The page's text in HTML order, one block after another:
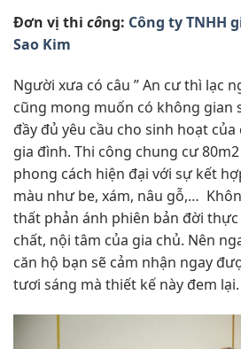
Đơn vị thi công: Công ty TNHH
Sao Kim
Người xưa có câu ” An cư thì lạc
cũng mong muốn có không gian
đầy đủ yêu cầu cho sinh hoạt
gia đình. Thi công chung cư
phong cách hiện đại với sự kết
màu như be, xám, nâu gỗ,…
thất phản ánh phiên bản đời
chất, nội tâm của gia chủ. Nên
căn hộ bạn sẽ cảm nhận ngay
tươi sáng mà thiết kế này đem lại.